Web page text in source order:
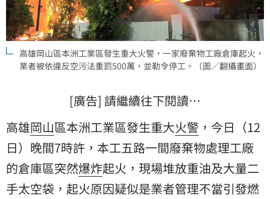
高雄岡山區本洲工業區發生重大火警，一家廢棄物工廠倉庫起火，
業者被依違反空污法重罰500萬，並勒令停工。（圖／翻攝畫面）
[廣告] 請繼續往下閱讀…
高雄岡山區本洲工業區發生重大火警 ，今日（12
日）晚間7時許，本工五路一間廢棄物處理工廠
的倉庫區突然爆炸起火，現場堆放重油及大量二
手太空袋，起火原因疑似是業者管理不當引發燃